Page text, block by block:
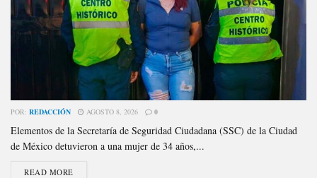
POR: REDACCIÓN AGOSTO 8, 2026 0
Elementos de la Secretaría de Seguridad Ciudadana (SSC) de la Ciudad
de México detuvieron a una mujer de 34 años,...
READ MORE